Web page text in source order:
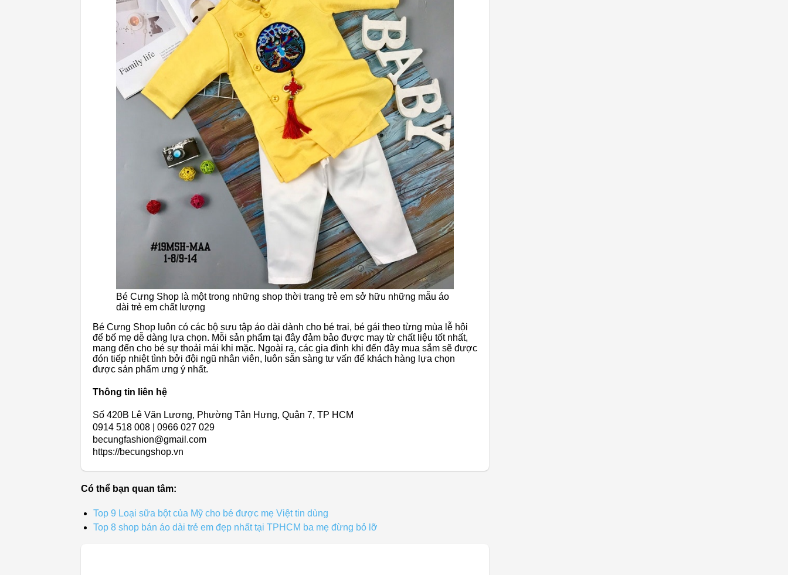
Bé Cưng Shop là một trong những shop thời trang trẻ em sở hữu những mẫu áo
dài trẻ em chất lượng
Bé Cưng Shop luôn có các bộ sưu tập áo dài dành cho bé trai, bé gái theo từng mùa lễ hội
để bố mẹ dễ dàng lựa chọn. Mỗi sản phẩm tại đây đảm bảo được may từ chất liệu tốt nhất,
mang đến cho bé sự thoải mái khi mặc. Ngoài ra, các gia đình khi đến đây mua sắm sẽ được
đón tiếp nhiệt tình bởi đội ngũ nhân viên, luôn sẵn sàng tư vấn để khách hàng lựa chọn
được sản phẩm ưng ý nhất.
Thông tin liên hệ
Số 420B Lê Văn Lương, Phường Tân Hưng, Quận 7, TP HCM
0914 518 008 | 0966 027 029
becungfashion@gmail.com
https://becungshop.vn
Có thể bạn quan tâm:
Top 9 Loại sữa bột của Mỹ cho bé được mẹ Việt tin dùng
Top 8 shop bán áo dài trẻ em đẹp nhất tại TPHCM ba mẹ đừng bỏ lỡ